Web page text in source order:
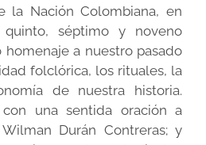
la Nación Colombiana, en
séptimo y noveno
a nuestro pasado
folclórica, los rituales, la
de nuestra historia.
una sentida oración a
Durán Contreras; y